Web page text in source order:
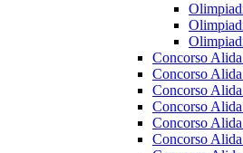
Concorso
Concorso
Concorso
Concorso
Concorso
Concorso